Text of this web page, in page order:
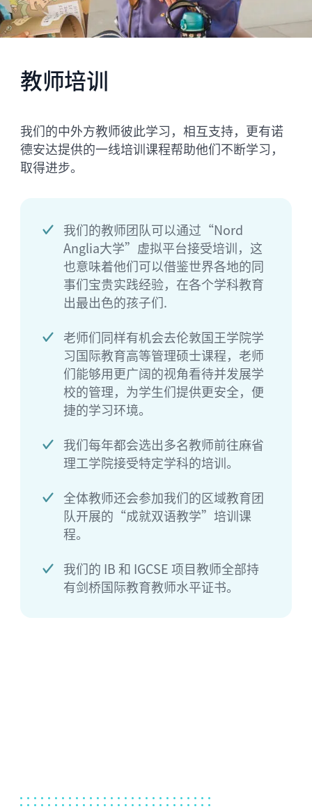
教师培训
我们的中外方教师彼此学习，相互支持，更有诺
德安达提供的一线培训课程帮助他们不断学习，
取得进步。
我们的教师团队可以通过“Nord
Anglia大学”虚拟平台接受培训，这
也意味着他们可以借鉴世界各地的同
事们宝贵实践经验，在各个学科教育
出最出色的孩子们.
老师们同样有机会去伦敦国王学院学
习国际教育高等管理硕士课程，老师
们能够用更广阔的视角看待并发展学
校的管理，为学生们提供更安全，便
捷的学习环境。
我们每年都会选出多名教师前往麻省
理工学院接受特定学科的培训。
全体教师还会参加我们的区域教育团
队开展的“成就双语教学”培训课
程。
我们的 IB 和 IGCSE 项目教师全部持
有剑桥国际教育教师水平证书。